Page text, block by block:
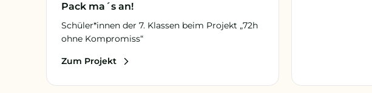
Pack ma´s an!
Schüler*innen der 7. Klassen beim Projekt „72h
ohne Kompromiss“
Zum Projekt